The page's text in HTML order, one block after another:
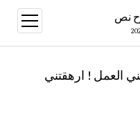
نص
open
menu
العمل ! ارهقتني